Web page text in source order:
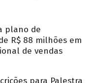
plano de
R$ 88 milhões em
de vendas